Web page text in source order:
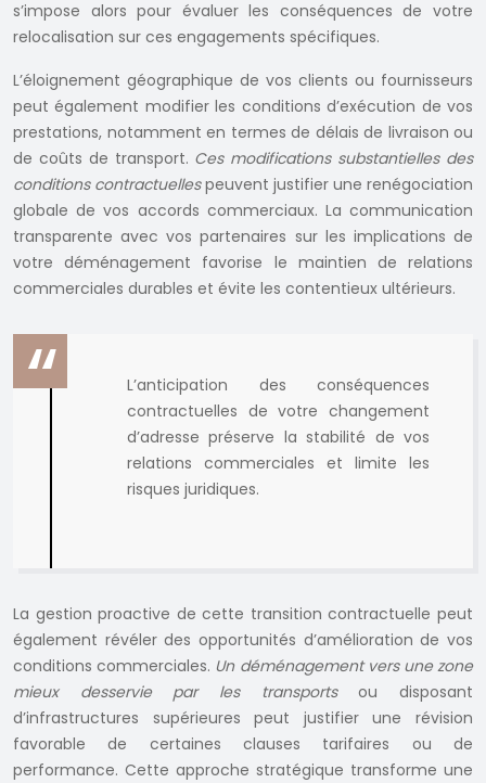
s’impose alors pour évaluer les conséquences de votre
relocalisation sur ces engagements spécifiques.
L’éloignement géographique de vos clients ou fournisseurs
peut également modifier les conditions d’exécution de vos
prestations, notamment en termes de délais de livraison ou
de coûts de transport. Ces modifications substantielles des
conditions contractuellespeuvent justifier une renégociation
globale de vos accords commerciaux. La communication
transparente avec vos partenaires sur les implications de
votre déménagement favorise le maintien de relations
commerciales durables et évite les contentieux ultérieurs.
L’anticipation des conséquences
contractuelles de votre changement
d’adresse préserve la stabilité de vos
relations commerciales et limite les
risques juridiques.
La gestion proactive de cette transition contractuelle peut
également révéler des opportunités d’amélioration de vos
conditions commerciales. Un déménagement vers une zone
mieux desservie par les transportsou disposant
d’infrastructures supérieures peut justifier une révision
favorable de certaines clauses tarifaires ou de
performance. Cette approche stratégique transforme une